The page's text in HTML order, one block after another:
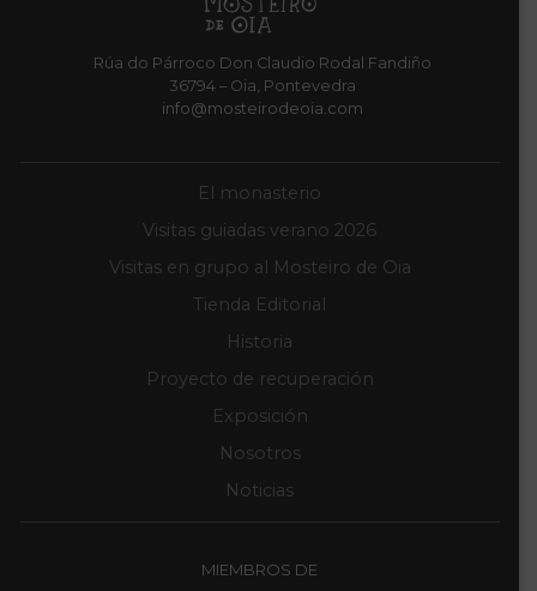
Rúa do Párroco Don Claudio Rodal Fandiño
36794 – Oia, Pontevedra
info@mosteirodeoia.com
El monasterio
Visitas guiadas verano 2026
Visitas en grupo al Mosteiro de Oia
Tienda Editorial
Historia
Proyecto de recuperación
Exposición
Nosotros
Noticias
MIEMBROS DE